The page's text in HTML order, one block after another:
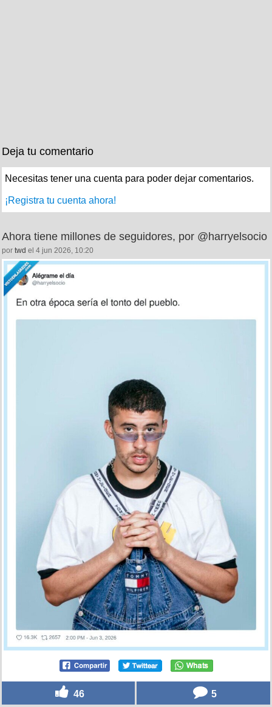
Deja tu comentario
Necesitas tener una cuenta para poder dejar comentarios.
¡Registra tu cuenta ahora!
Ahora tiene millones de seguidores, por @harryelsocio
por twd el 4 jun 2026, 10:20
46 5